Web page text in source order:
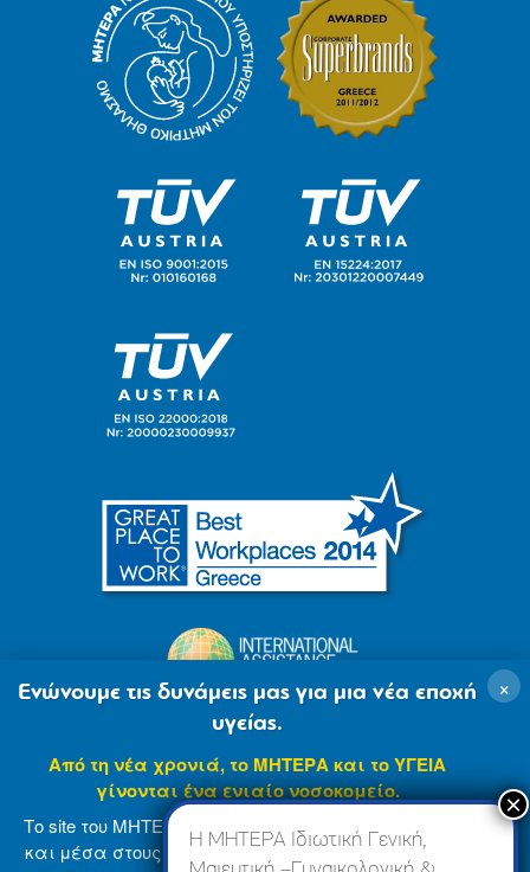
Η ΜΗΤΕΡΑ Ιδιωτική Γενική,
×
Ενώνουμε τις δυνάμεις μας για μια νέα εποχή
υγείας.
Από τη νέα χρονιά, το ΜΗΤΕΡΑ και το ΥΓΕΙΑ
γίνονται ένα ενιαίο νοσοκομείο.
Το site του ΜΗΤΕΡΑ βρίσκεται σε φάση ανανέωσης
και μέσα στους επόμενους μήνες θα ενσωματωθεί